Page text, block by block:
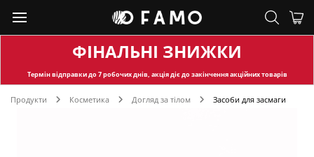
ФІНАЛЬНІ ЗНИЖКИ
Термін відправкидо 7 робочих днів, акція діє до закінчення акційних товарів
Продукти Косметика Догляд за тілом Засоби для засмаги